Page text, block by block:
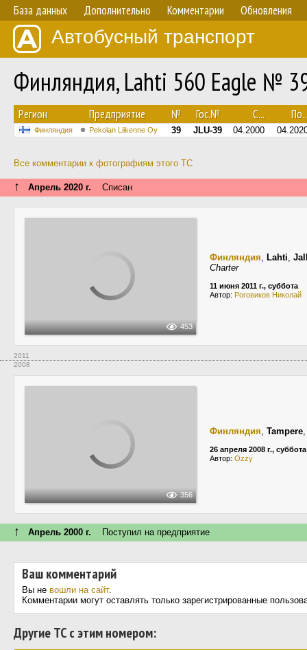
База данных Дополнительно Комментарии Обновления
Автобусный транспорт
Финляндия, Lahti 560 Eagle №
Регион Предприятие № Гос.№ С...
Финляндия Pekolan Liikenne Oy 39 JLU-39 04.2000
Все комментарии к фотографиям этого ТС
↑ Апрель 2020 г. Списан
453
Финляндия, Lahti,
Charter
11 июня 2011 г., суббота
Автор: Роговиков Николай
2011
2008
356
Финляндия, Tampere
26 апреля 2008 г., суббота
Автор: Ozzy
↑ Апрель 2000 г. Поступил на предприятие
Ваш комментарий
Вы не вошли на сайт.
Комментарии могут оставлять только зарегистрированные
Другие ТС с этим номером: